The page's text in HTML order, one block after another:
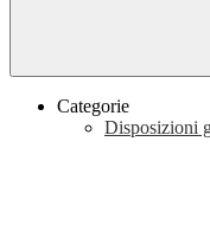
Categorie
Disposizioni